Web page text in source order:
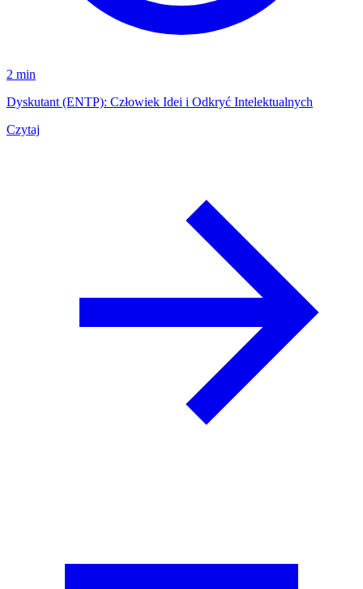
2 min
Dyskutant (ENTP): Człowiek Idei i Odkryć Intelektualnych
Czytaj